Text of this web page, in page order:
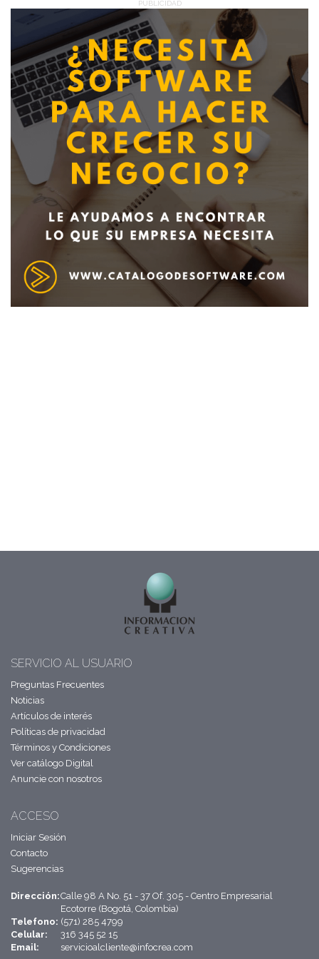
Deseo recibir información de otros Productos /
Servicios similares al solicitado
Al enviar este formulario aceptas nuestra
política de tratamiento datos personales.
PUBLICIDAD
SERVICIO AL USUARIO
Preguntas Frecuentes
Noticias
Artículos de interés
Políticas de privacidad
Términos y Condiciones
Ver catálogo Digital
Anuncie con nosotros
ACCESO
Iniciar Sesión
Contacto
Sugerencias
Dirección:Calle 98 A No. 51 - 37 Of. 305 - Centro Empresarial
Ecotorre (Bogotá, Colombia)
Telefono: (571) 285 4799
Celular:
316 345 52 15
Email:
servicioalcliente@infocrea.com